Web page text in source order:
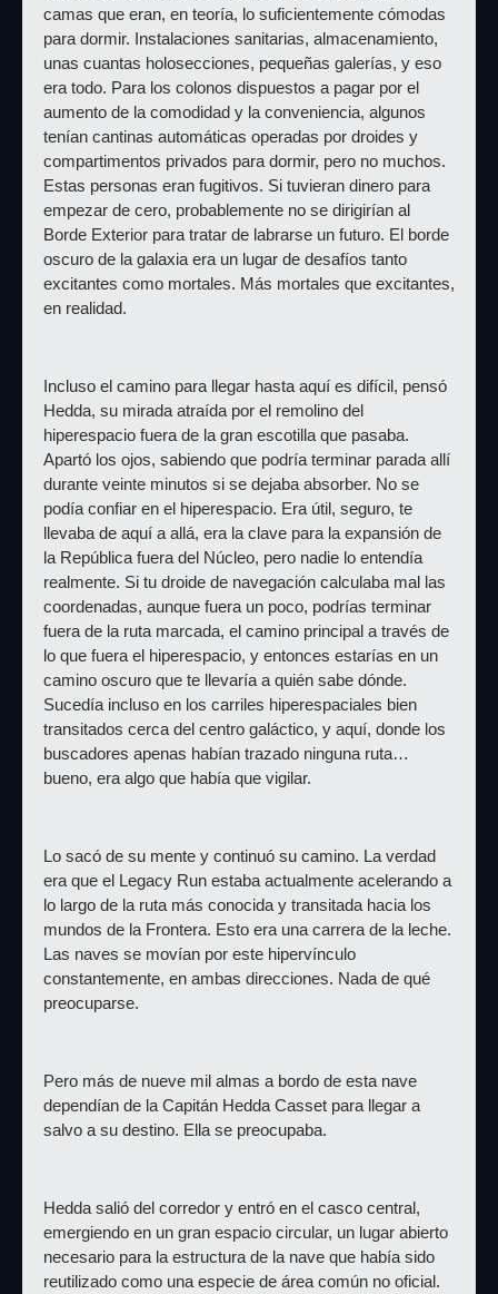
camas que eran, en teoría, lo suficientemente cómodas
para dormir. Instalaciones sanitarias, almacenamiento,
unas cuantas holosecciones, pequeñas galerías, y eso
era todo. Para los colonos dispuestos a pagar por el
aumento de la comodidad y la conveniencia, algunos
tenían cantinas automáticas operadas por droides y
compartimentos privados para dormir, pero no muchos.
Estas personas eran fugitivos. Si tuvieran dinero para
empezar de cero, probablemente no se dirigirían al
Borde Exterior para tratar de labrarse un futuro. El borde
oscuro de la galaxia era un lugar de desafíos tanto
excitantes como mortales. Más mortales que excitantes,
en realidad.
Incluso el camino para llegar hasta aquí es difícil, pensó
Hedda, su mirada atraída por el remolino del
hiperespacio fuera de la gran escotilla que pasaba.
Apartó los ojos, sabiendo que podría terminar parada allí
durante veinte minutos si se dejaba absorber. No se
podía confiar en el hiperespacio. Era útil, seguro, te
llevaba de aquí a allá, era la clave para la expansión de
la República fuera del Núcleo, pero nadie lo entendía
realmente. Si tu droide de navegación calculaba mal las
coordenadas, aunque fuera un poco, podrías terminar
fuera de la ruta marcada, el camino principal a través de
lo que fuera el hiperespacio, y entonces estarías en un
camino oscuro que te llevaría a quién sabe dónde.
Sucedía incluso en los carriles hiperespaciales bien
transitados cerca del centro galáctico, y aquí, donde los
buscadores apenas habían trazado ninguna ruta…
bueno, era algo que había que vigilar.
Lo sacó de su mente y continuó su camino. La verdad
era que el Legacy Run estaba actualmente acelerando a
lo largo de la ruta más conocida y transitada hacia los
mundos de la Frontera. Esto era una carrera de la leche.
Las naves se movían por este hipervínculo
constantemente, en ambas direcciones. Nada de qué
preocuparse.
Pero más de nueve mil almas a bordo de esta nave
dependían de la Capitán Hedda Casset para llegar a
salvo a su destino. Ella se preocupaba.
Hedda salió del corredor y entró en el casco central,
emergiendo en un gran espacio circular, un lugar abierto
necesario para la estructura de la nave que había sido
reutilizado como una especie de área común no oficial.